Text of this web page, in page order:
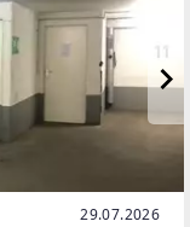
29.07.2026